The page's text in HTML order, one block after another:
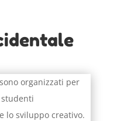
organizzati per
lo sviluppo creativo.